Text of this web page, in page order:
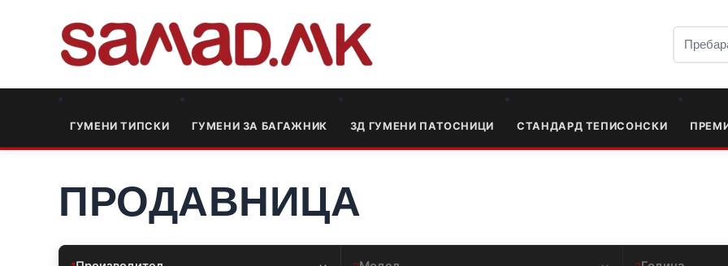
ГУМЕНИ ТИПСКИ ГУМЕНИ ЗА БАГАЖНИК 3Д ГУМЕНИ ПАТОСНИЦИ СТАНДАРД ТЕПИСОНСКИ
ПРОДАВНИЦА